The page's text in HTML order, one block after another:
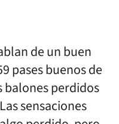
de un buen
pases buenos de
balones perdidos
sensaciones